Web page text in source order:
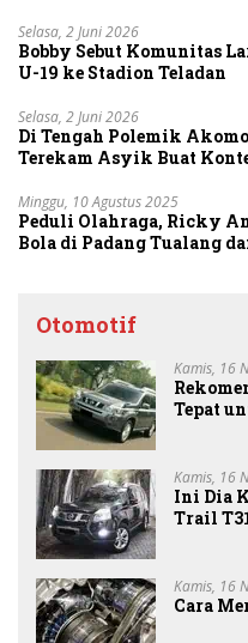
Selasa, 2 Juni 2026
Bobby Sebut Komunitas
U-19 ke Stadion Teladan
Selasa, 2 Juni 2026
Di Tengah Polemik
Terekam Asyik Buat
Minggu, 10 Agustus 2025
Peduli Olahraga, Ricky
Bola di Padang Tualang
Otomotif
Kamis, 16
Tepat
Kamis, 16
Ini Dia
Trail
Kamis, 16
Cara